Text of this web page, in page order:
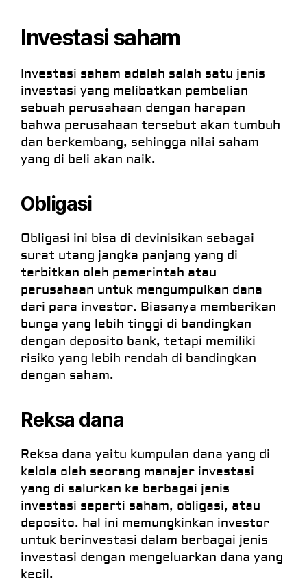
Investasi saham
Investasi saham adalah salah satu jenis
investasi yang melibatkan pembelian
sebuah perusahaan dengan harapan
bahwa perusahaan tersebut akan tumbuh
dan berkembang, sehingga nilai saham
yang di beli akan naik.
Obligasi
Obligasi ini bisa di devinisikan sebagai
surat utang jangka panjang yang di
terbitkan oleh pemerintah atau
perusahaan untuk mengumpulkan dana
dari para investor. Biasanya memberikan
bunga yang lebih tinggi di bandingkan
dengan deposito bank, tetapi memiliki
risiko yang lebih rendah di bandingkan
dengan saham.
Reksa dana
Reksa dana yaitu kumpulan dana yang di
kelola oleh seorang manajer investasi
yang di salurkan ke berbagai jenis
investasi seperti saham, obligasi, atau
deposito. hal ini memungkinkan investor
untuk berinvestasi dalam berbagai jenis
investasi dengan mengeluarkan dana yang
kecil.